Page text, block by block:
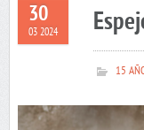
30
03 2024
15